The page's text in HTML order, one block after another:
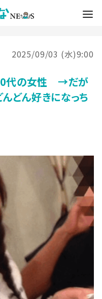
2025/09/03 (水)9:00
代の女性 →だが
どん好きになっち